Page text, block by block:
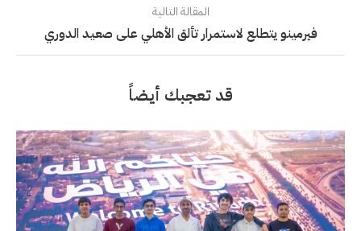
المقالة التالية
فيرمينو يتطلع لاستمرار تألق الأهلي على صعيد الدوري
قد تعجبك أيضاً